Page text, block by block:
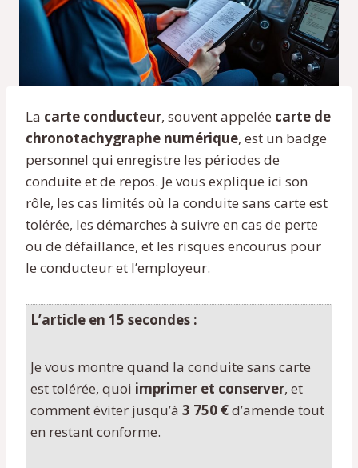
La carte conducteur, souvent appelée carte de
chronotachygraphe numérique, est un badge
personnel qui enregistre les périodes de
conduite et de repos. Je vous explique ici son
rôle, les cas limités où la conduite sans carte est
tolérée, les démarches à suivre en cas de perte
ou de défaillance, et les risques encourus pour
le conducteur et l’employeur.
L’article en 15 secondes :
Je vous montre quand la conduite sans carte
est tolérée, quoi imprimer et conserver, et
comment éviter jusqu’à 3 750 €d’amende tout
en restant conforme.